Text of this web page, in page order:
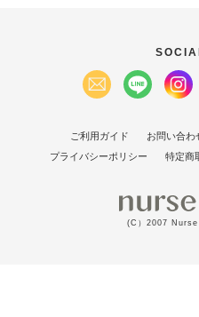
ご利用ガイド お問い合わ
プライバシーポリシー
特定商
(C）2007